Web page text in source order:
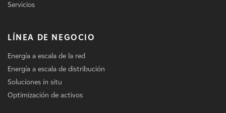
Servicios
LÍNEA DE NEGOCIO
Energía a escala de la red
Energía a escala de distribución
Soluciones in situ
Optimización de activos